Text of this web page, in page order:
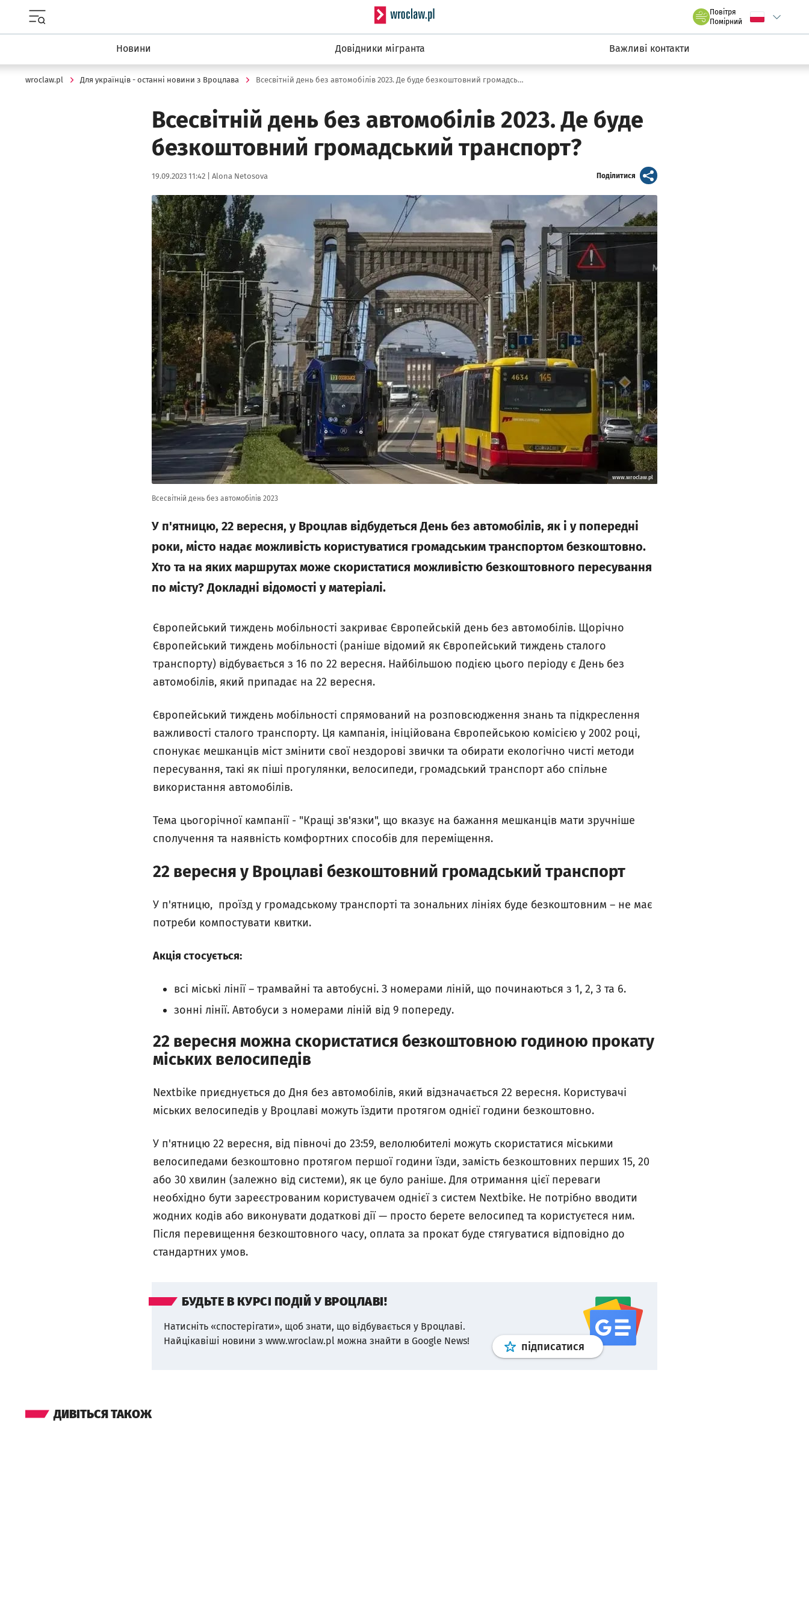
Serwis informacyjny wroclaw.pl
Повітря
we Wrocławiu
Помірний Wybierz język
Новини Довідники мігранта Важливі контакти
wroclaw.pl Для українців - останні новини з Вроцлава Всесвітній день без автомобілів 2023. Де буде безкоштовний громадський транспорт?
Всесвітній день без автомобілів 2023. Де буде
безкоштовний громадський транспорт?
Data publikacji:
19.09.2023 11:42 | Autor:
Alona Netosova Поділитися artykuł
Kliknij, aby powiększyć
www.wroclaw.pl
Всесвітній день без автомобілів 2023
У п'ятницю, 22 вересня, у Вроцлав відбудеться День без автомобілів, як і у попередні
роки, місто надає можливість користуватися громадським транспортом безкоштовно.
Хто та на яких маршрутах може скористатися можливістю безкоштовного пересування
по місту? Докладні відомості у матеріалі.
Європейський тиждень мобільності закриває Європейській день без автомобілів. Щорічно
Європейський тиждень мобільності (раніше відомий як Європейський тиждень сталого
транспорту) відбувається з 16 по 22 вересня. Найбільшою подією цього періоду є День без
автомобілів, який припадає на 22 вересня.
Європейський тиждень мобільності спрямований на розповсюдження знань та підкреслення
важливості сталого транспорту. Ця кампанія, ініційована Європейською комісією у 2002 році,
спонукає мешканців міст змінити свої нездорові звички та обирати екологічно чисті методи
пересування, такі як піші прогулянки, велосипеди, громадський транспорт або спільне
використання автомобілів.
Тема цьогорічної кампанії - "Кращі зв'язки", що вказує на бажання мешканців мати зручніше
сполучення та наявність комфортних способів для переміщення.
22 вересня у Вроцлаві безкоштовний громадський транспорт
У п'ятницю, проїзд у громадському транспорті та зональних лініях буде безкоштовним – не має
потреби компостувати квитки.
Акція стосується:
всі міські лінії – трамвайні та автобусні. З номерами ліній, що починаються з 1, 2, 3 та 6.
зонні лінії. Автобуси з номерами ліній від 9 попереду.
22 вересня можна скористатися безкоштовною годиною прокату
міських велосипедів
Nextbike приєднується до Дня без автомобілів, який відзначається 22 вересня. Користувачі
міських велосипедів у Вроцлаві можуть їздити протягом однієї години безкоштовно.
У п'ятницю 22 вересня, від півночі до 23:59, велолюбителі можуть скористатися міськими
велосипедами безкоштовно протягом першої години їзди, замість безкоштовних перших 15, 20
або 30 хвилин (залежно від системи), як це було раніше. Для отримання цієї переваги
необхідно бути зареєстрованим користувачем однієї з систем Nextbike. Не потрібно вводити
жодних кодів або виконувати додаткові дії — просто берете велосипед та користуєтеся ним.
Після перевищення безкоштовного часу, оплата за прокат буде стягуватися відповідно до
стандартних умов.
БУДЬТЕ В КУРСІ ПОДІЙ У ВРОЦЛАВІ!
Натисніть «спостерігати», щоб знати, що відбувається у Вроцлаві.
Найцікавіші новини з www.wroclaw.pl можна знайти в Google News!
підписатися Профільgoogle news
ДИВІТЬСЯ ТАКОЖ